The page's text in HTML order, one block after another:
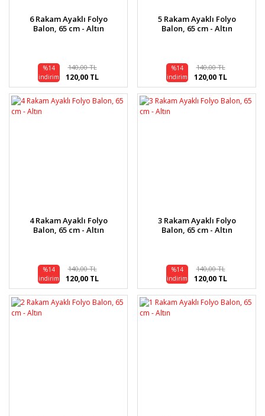
6 Rakam Ayaklı Folyo
Balon, 65 cm - Altın
%14
indirim
140,00 TL
120,00 TL
5 Rakam Ayaklı Folyo
Balon, 65 cm - Altın
%14
indirim
140,00 TL
120,00 TL
4 Rakam Ayaklı Folyo
Balon, 65 cm - Altın
%14
indirim
140,00 TL
120,00 TL
3 Rakam Ayaklı Folyo
Balon, 65 cm - Altın
%14
indirim
140,00 TL
120,00 TL